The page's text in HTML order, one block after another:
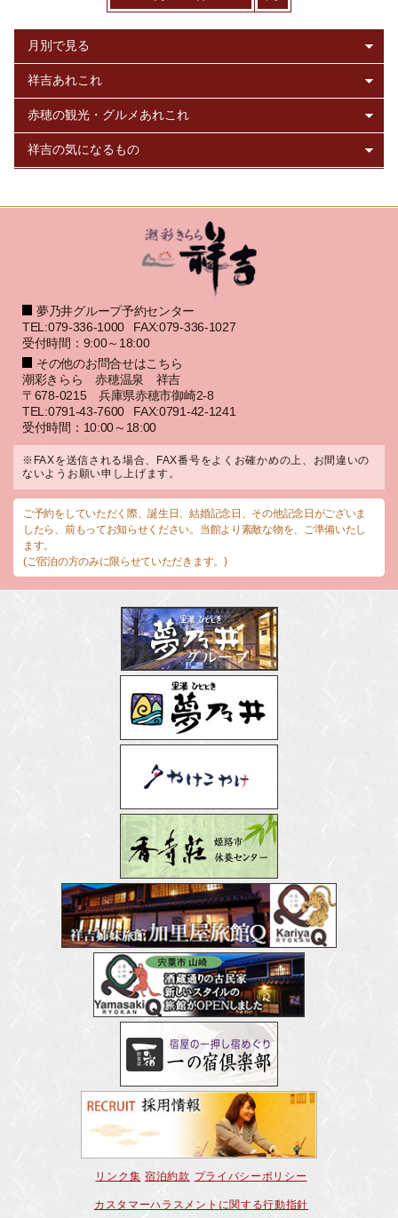
夢乃井グループ予約センター
TEL:079-336-1000
FAX:079-336-1027
受付時間：9:00～18:00
その他のお問合せはこちら
潮彩きらら 赤穂温泉 祥吉
〒678-0215 兵庫県赤穂市御崎2-8
TEL:0791-43-7600
FAX:0791-42-1241
受付時間：10:00～18:00
※FAXを送信される場合、FAX番号をよくお確かめの上、お間違いの
ないようお願い申し上げます。
ご予約をしていただく際、誕生日、結婚記念日、その他記念日がございま
したら、前もってお知らせください。当館より素敵な物を、ご準備いたし
ます。
(ご宿泊の方のみに限らせていただきます。)
リンク集 宿泊約款 プライバシーポリシー
カスタマーハラスメントに関する行動指針